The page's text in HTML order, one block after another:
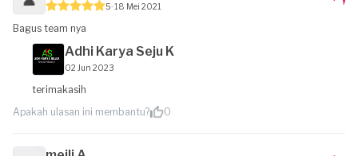
5 18 Mei 2021
Bagus team nya
Adhi Karya Seju K
02 Jun 2023
terimakasih
Apakah ulasan ini membantu?
0